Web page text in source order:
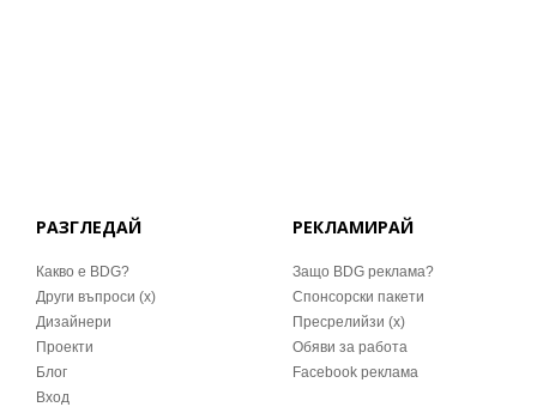
РАЗГЛЕДАЙ
Какво е BDG?
Други въпроси (x)
Дизайнери
Проекти
Блог
Вход
РЕКЛАМИРАЙ
Защо BDG реклама?
Спонсорски пакети
Пресрелийзи (x)
Обяви за работа
Facebook реклама